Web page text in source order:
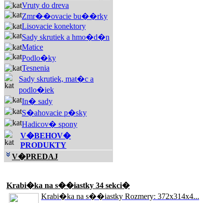
Vruty do dreva
Zmr��ovacie bu��rky
Lisovacie konektory
Sady skrutiek a hmo�d�n
Matice
Podlo�ky
Tesnenia
Sady skrutiek, mat�c a
podlo�iek
In� sady
S�ahovacie p�sky
Hadicov� spony
V�BEHOV�
PRODUKTY
V�PREDAJ
Krabi�ka na s��iastky 34 sekci�
Krabi�ka na s��iastky Rozmery: 372x314x4...